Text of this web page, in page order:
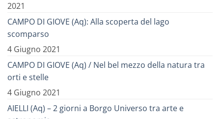
2021
CAMPO DI GIOVE (Aq): Alla scoperta del lago
scomparso
4 Giugno 2021
CAMPO DI GIOVE (Aq) / Nel bel mezzo della natura tra
orti e stelle
4 Giugno 2021
AIELLI (Aq) – 2 giorni a Borgo Universo tra arte e